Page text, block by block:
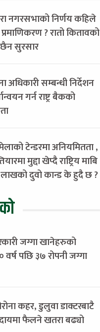
नगरसभाको निर्णय कहिले
? रातो कितावको
सुरसार
अधिकारी सम्बन्धी निर्देशन
गर्न राष्ट्र बैकको
टेन्डरमा अनियमितता ,
मुद्दा खेप्दै राष्ट्रिय माबि
दुवो कान्ड के हुदै छ ?
जग्गा खानेहरुको
वर्ष पछि ३७ रोपनी जग्गा
कहर, डुलुवा डाक्टरबाटै
फैलने खतरा बढ्यो